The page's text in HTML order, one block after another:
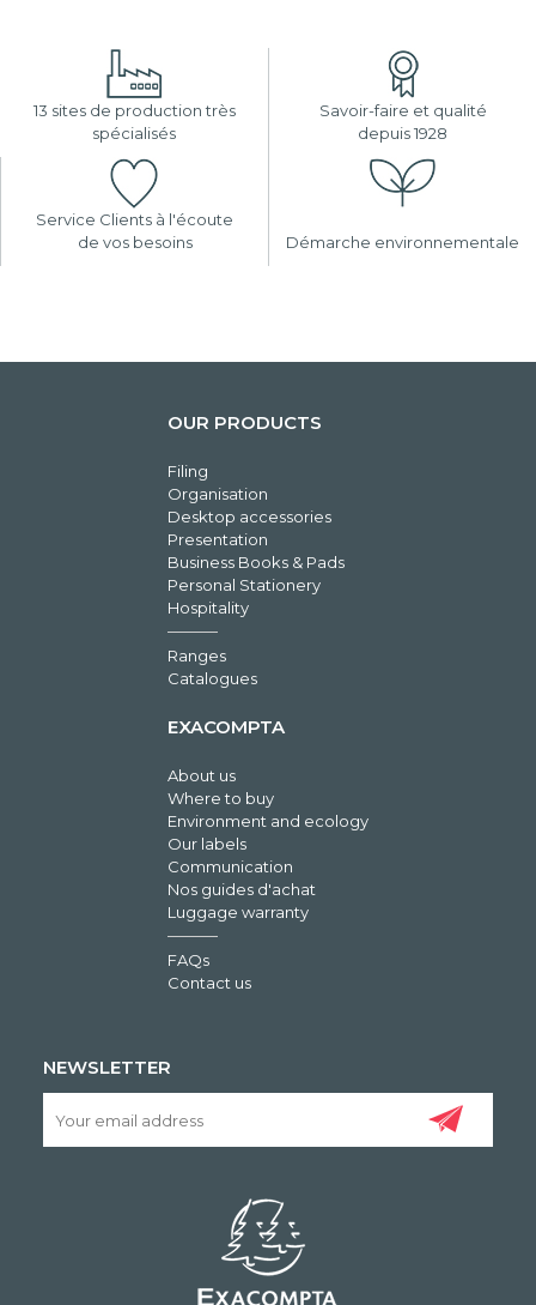
13 sites de production très
spécialisés
Savoir-faire et qualité
depuis 1928
Service Clients à l'écoute
de vos besoins
Démarche environnementale
OUR PRODUCTS
Filing
Organisation
Desktop accessories
Presentation
Business Books & Pads
Personal Stationery
Hospitality
Ranges
Catalogues
EXACOMPTA
About us
Where to buy
Environment and ecology
Our labels
Communication
Nos guides d'achat
Luggage warranty
FAQs
Contact us
NEWSLETTER